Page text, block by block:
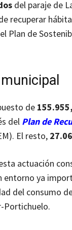
del paraje de
recuperar
Plan de
de
del Plan de
El resto,
actuación
ya
del consumo
Portichuelo.